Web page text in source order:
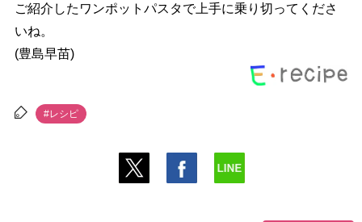
ご紹介したワンポットパスタで上手に乗り切ってくださ
いね。
(豊島早苗)
#レシピ